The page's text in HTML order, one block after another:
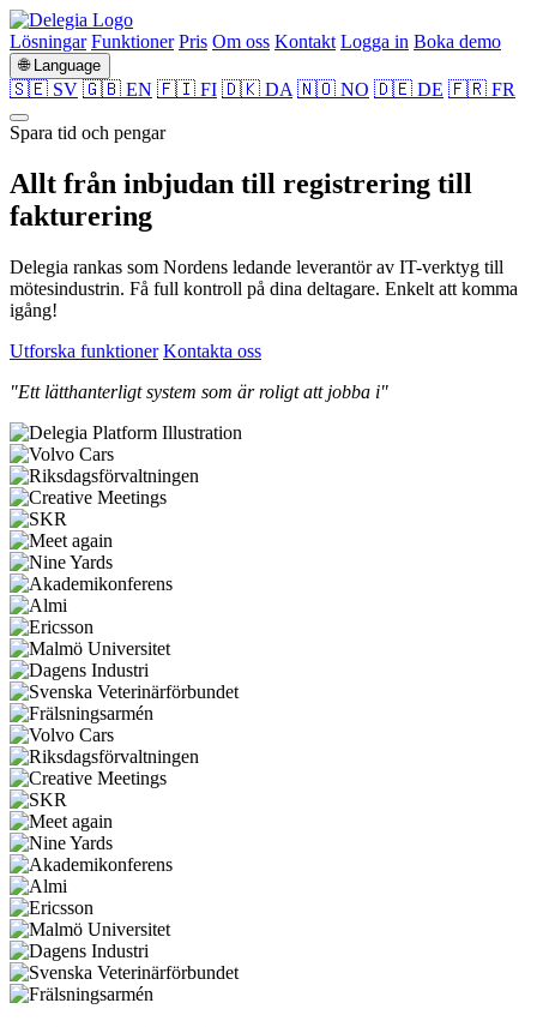
Lösningar Funktioner Pris Om oss Kontakt Logga in Boka demo
🌐 Language
🇸🇪 SV 🇬🇧 EN 🇫🇮 FI 🇩🇰 DA 🇳🇴 NO 🇩🇪 DE 🇫🇷 FR
Spara tid och pengar
Allt från inbjudan till registrering till
fakturering
Delegia rankas som Nordens ledande leverantör av IT-verktyg till
mötesindustrin. Få full kontroll på dina deltagare. Enkelt att komma
igång!
Utforska funktioner Kontakta oss
"Ett lätthanterligt system som är roligt att jobba i"